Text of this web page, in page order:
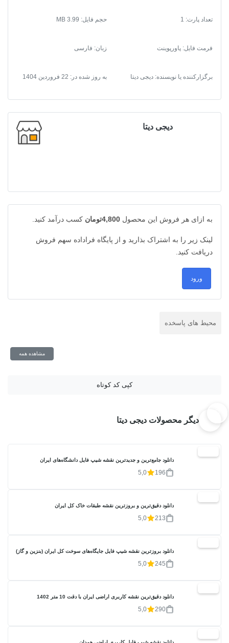
تعداد پارت: 1 حجم فایل: 3.99 MB
فرمت فایل: پاورپوینت زبان: فارسی
برگزارکننده یا نویسنده: دیجی دیتا به روز شده در: 22 فروردین 1404
دیجی دیتا
به ازای هر فروش این محصول 4,800تومان کسب درآمد کنید.
لینک زیر را به اشتراک بذارید و از پایگاه فراداده سهم فروش
دریافت کنید.
ورود
محیط های پاسخده
مشاهده همه
کپی کد کوتاه
دیگر محصولات دیجی دیتا
دانلود جامع‌ترین و جدیدترین نقشه شیپ فایل دانشگاه‌های ایران
196
5,0
دانلود دقیق‌ترین و بروزترین نقشه طبقات خاک کل ایران
213
5,0
دانلود بروزترین نقشه شیپ فایل جایگاه‌های سوخت کل ایران (بنزین و گاز)
245
5,0
دانلود دقیق‌ترین نقشه کاربری اراضی ایران با دقت 10 متر 1402
290
5,0